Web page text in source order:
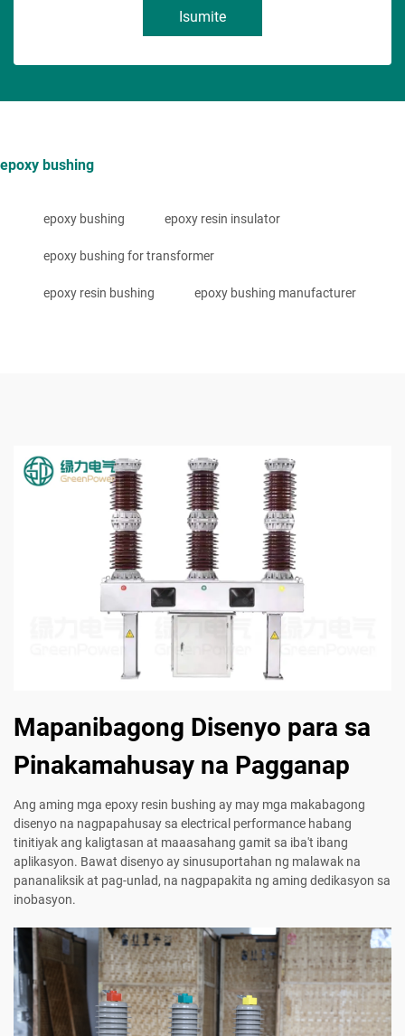
Isumite
epoxy bushing
epoxy bushing epoxy resin insulator
epoxy bushing for transformer
epoxy resin bushing epoxy bushing manufacturer
Mapanibagong Disenyo para sa
Pinakamahusay na Pagganap
Ang aming mga epoxy resin bushing ay may mga makabagong
disenyo na nagpapahusay sa electrical performance habang
tinitiyak ang kaligtasan at maaasahang gamit sa iba't ibang
aplikasyon. Bawat disenyo ay sinusuportahan ng malawak na
pananaliksik at pag-unlad, na nagpapakita ng aming dedikasyon sa
inobasyon.